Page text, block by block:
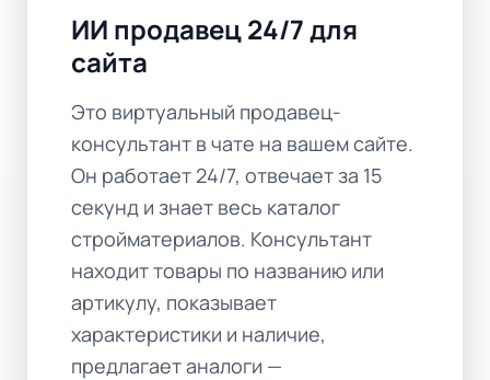
ИИ продавец 24/7 для
сайта
Это виртуальный продавец-
консультант в чате на вашем сайте.
Он работает 24/7, отвечает за 15
секунд и знает весь каталог
стройматериалов. Консультант
находит товары по названию или
артикулу, показывает
характеристики и наличие,
предлагает аналоги —